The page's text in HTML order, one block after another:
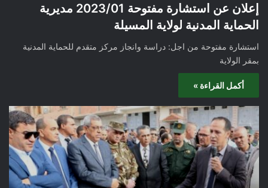
إعلان عن استشارة مفتوحة 2023/01 مديرية
الحماية المدنية لولاية المسيلة
استشارة مفتوحة من اجل: دراسة وانجاز مركز متقدم للحماية المدنية
بمقر الولاية
أكمل القراءة »